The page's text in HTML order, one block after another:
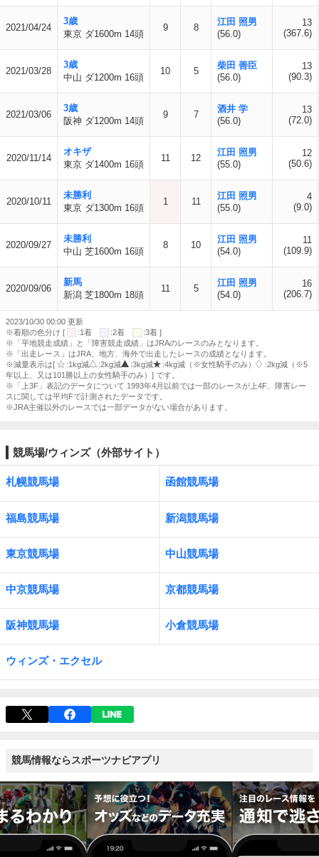
2021/04/24
3歳
東京 ダ1600m 14頭
9 8
江田 照男
(56.0)
13
(367.6)
2021/03/28
3歳
中山 ダ1200m 16頭
10 5
柴田 善臣
(56.0)
13
(90.3)
2021/03/06
3歳
阪神 ダ1200m 14頭
9 7
酒井 学
(56.0)
13
(72.0)
2020/11/14
オキザ
東京 ダ1400m 16頭
11 12
江田 照男
(55.0)
12
(50.6)
2020/10/11
未勝利
東京 ダ1300m 16頭
1 11
江田 照男
(55.0)
4
(9.0)
2020/09/27
未勝利
中山 芝1600m 16頭
8 10
江田 照男
(54.0)
11
(109.9)
2020/09/06
新馬
新潟 芝1800m 18頭
11 5
江田 照男
(54.0)
16
(206.7)
2023/10/30 00:00 更新
※着順の色分け [
:1着 :2着
:3着 ]
※「平地競走成績」と「障害競走成績」はJRAのレースのみとなります。
※「出走レース」はJRA、地方、海外で出走したレースの成績となります。
※減量表示は[
:1kg減 :2kg減 :3kg減 :4kg減（※女性騎手のみ）
:2kg減（※5
年以上、又は101勝以上の女性騎手のみ）] です。
※「上3F」表記のデータについて 1993年4月以前では一部のレースが上4F、障害レー
スに関しては平均Fで計測されたデータです。
※JRA主催以外のレースでは一部データがない場合があります。
競馬場/ウィンズ（外部サイト）
札幌競馬場 函館競馬場
福島競馬場 新潟競馬場
東京競馬場 中山競馬場
中京競馬場 京都競馬場
阪神競馬場 小倉競馬場
ウィンズ・エクセル
競馬情報ならスポーツナビアプリ